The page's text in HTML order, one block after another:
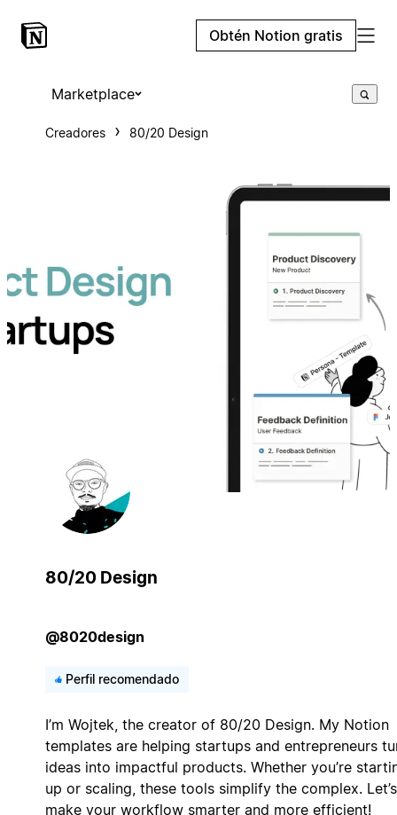
Obtén Notion gratis
Marketplace
Creadores 80/20 Design
80/20 Design
@8020design
Perfil recomendado
I’m Wojtek, the creator of 80/20 Design. My Notion
templates are helping startups and entrepreneurs
ideas into impactful products. Whether you’re
up or scaling, these tools simplify the complex. Let’s
make your workflow smarter and more efficient!